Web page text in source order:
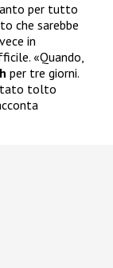
per tutto
che sarebbe
in
«Quando,
per tre giorni.
tolto